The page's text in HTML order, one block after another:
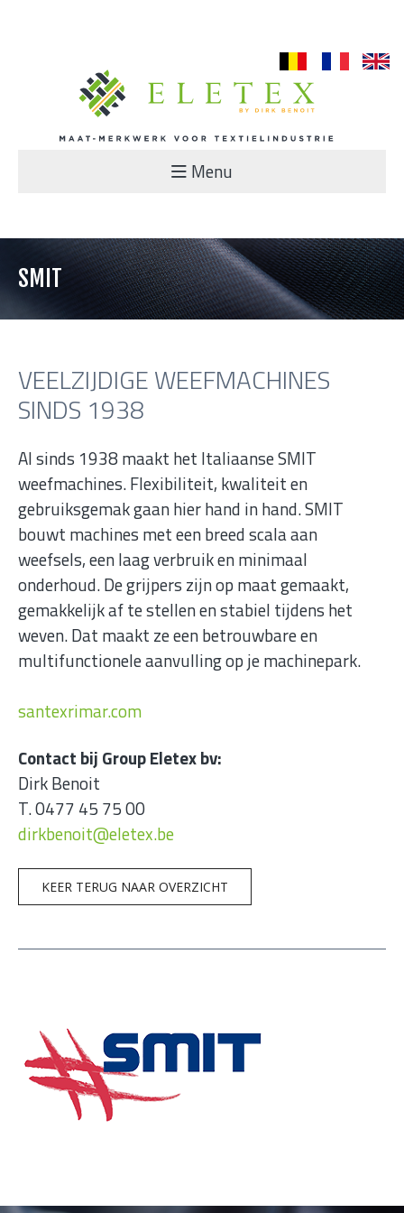
en
Menu
SMIT
VEELZIJDIGE WEEFMACHINES
SINDS 1938
Al sinds 1938 maakt het Italiaanse SMIT
weefmachines. Flexibiliteit, kwaliteit en
gebruiksgemak gaan hier hand in hand. SMIT
bouwt machines met een breed scala aan
weefsels, een laag verbruik en minimaal
onderhoud. De grijpers zijn op maat gemaakt,
gemakkelijk af te stellen en stabiel tijdens het
weven. Dat maakt ze een betrouwbare en
multifunctionele aanvulling op je machinepark.
santexrimar.com
Contact bij Group Eletex bv:
Dirk Benoit
T. 0477 45 75 00
dirkbenoit@eletex.be
KEER TERUG NAAR OVERZICHT